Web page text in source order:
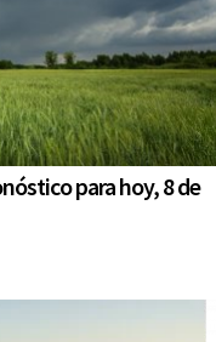
para hoy, 8 de